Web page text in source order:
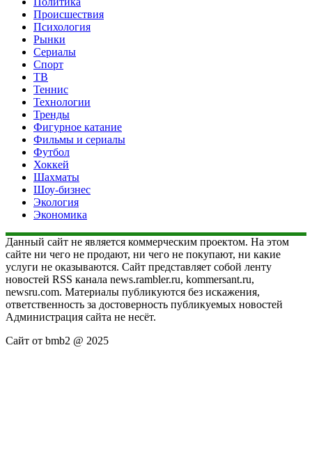
Происшествия
Психология
Рынки
Сериалы
Спорт
ТВ
Теннис
Технологии
Тренды
Фигурное катание
Фильмы и сериалы
Футбол
Хоккей
Шахматы
Шоу-бизнес
Экология
Экономика
Данный сайт не является коммерческим проектом. На этом
сайте ни чего не продают, ни чего не покупают, ни какие
услуги не оказываются. Сайт представляет собой ленту
новостей RSS канала news.rambler.ru, kommersant.ru,
newsru.com. Материалы публикуются без искажения,
ответственность за достоверность публикуемых новостей
Администрация сайта не несёт.
Сайт от bmb2 @ 2025